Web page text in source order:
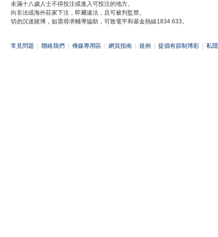
未滿十八歲人士不得投注或進入可投注的地方。
向非法或海外莊家下注，即屬違法，且可被判監禁。
切勿沉迷賭博，如需尋求輔導協助，可致電平和基金熱線1834 633。
常見問題 聯絡我們 傳媒專用區 網頁指南 規例 提倡有節制博彩 私